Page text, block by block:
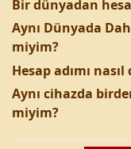
Bir dünyadan
Aynı Dünyada
miyim?
Hesap adımı
Aynı cihazda
miyim?